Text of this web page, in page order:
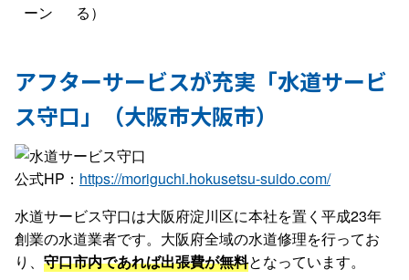
ーン
る）
アフターサービスが充実「水道サービ
ス守口」（大阪市大阪市）
公式HP： https://moriguchi.hokusetsu-suido.com/
水道サービス守口は大阪府淀川区に本社を置く平成23年
創業の水道業者です。大阪府全域の水道修理を行ってお
り、 守口市内であれば出張費が無料となっています。